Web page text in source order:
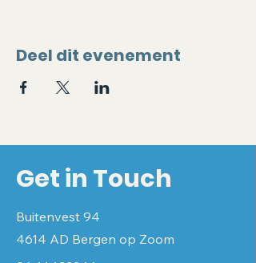
Deel dit evenement
Get in Touch
Buitenvest 94
4614 AD Bergen op Zoom